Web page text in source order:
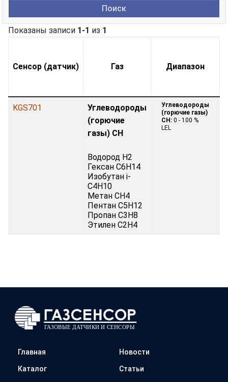
Поиск
Показаны записи 1-1 из 1
Сенсор (датчик) Газ Диапазон
KGS701
Углеводороды
(горючие
газы) CH
Водород H2
Гексан C6H14
Изобутан i-
C4H10
Метан CH4
Пентан C5H12
Пропан C3H8
Этилен С2H4
Углеводороды
(горючие газы)
CH: 0 - 100 %
LEL
Главная
Каталог
Новости
Статьи